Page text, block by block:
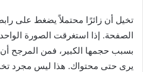
تخيل أن زائرًا محتملاً يضغط على
الصفحة. إذا استغرقت الصورة
بسبب حجمها الكبير، فمن المرجح أن
يرى حتى محتواك. هذا ليس مجرد